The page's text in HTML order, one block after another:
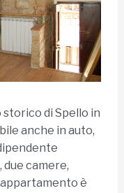
di Spello in
anche in auto,
camere,
è